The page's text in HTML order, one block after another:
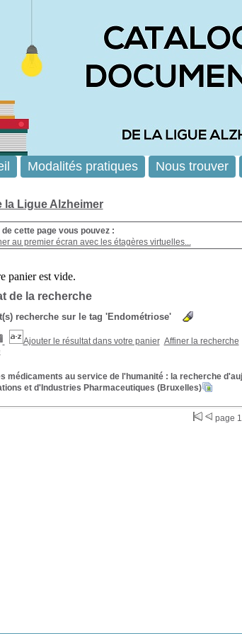
la Ligue Alzheimer
cette page vous pouvez :
au premier écran avec les étagères virtuelles...
de la recherche
recherche sur le tag 'Endométriose'
Ajouter le résultat dans votre panier Affiner la recherche
médicaments au service de l'humanité : la recherche
et d'Industries Pharmaceutiques (Bruxelles)
page
Modalités pratiques Nous trouver